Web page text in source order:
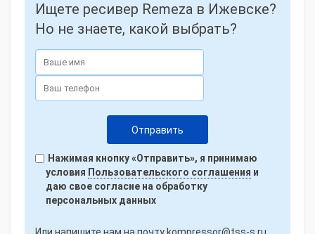
Ищете ресивер Remeza в Ижевске?
Но не знаете, какой выбрать?
Нажимая кнопку «Отправить», я принимаю
условия Пользовательского соглашения и
даю свое согласие на обработку
персональных данных